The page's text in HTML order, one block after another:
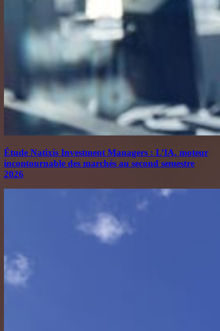
Étude Natixis Investment Managers : L’IA, moteur
incontournable des marchés au second semestre
2026